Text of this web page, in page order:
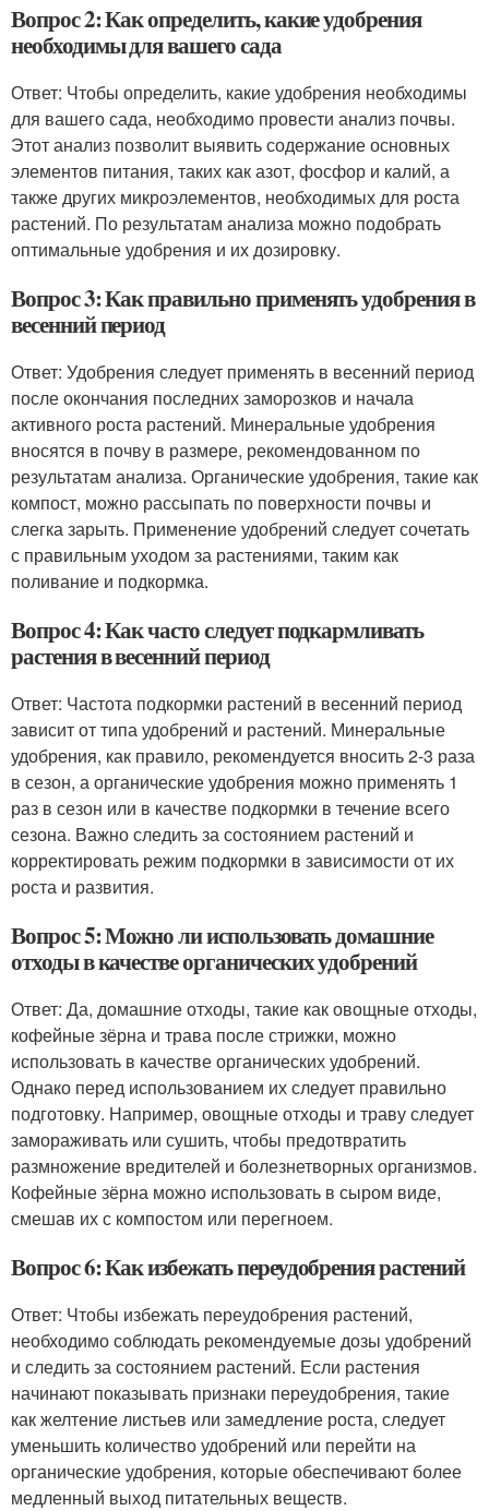
Вопрос 2: Как определить, какие удобрения
необходимы для вашего сада
Ответ: Чтобы определить, какие удобрения необходимы
для вашего сада, необходимо провести анализ почвы.
Этот анализ позволит выявить содержание основных
элементов питания, таких как азот, фосфор и калий, а
также других микроэлементов, необходимых для роста
растений. По результатам анализа можно подобрать
оптимальные удобрения и их дозировку.
Вопрос 3: Как правильно применять удобрения в
весенний период
Ответ: Удобрения следует применять в весенний период
после окончания последних заморозков и начала
активного роста растений. Минеральные удобрения
вносятся в почву в размере, рекомендованном по
результатам анализа. Органические удобрения, такие как
компост, можно рассыпать по поверхности почвы и
слегка зарыть. Применение удобрений следует сочетать
с правильным уходом за растениями, таким как
поливание и подкормка.
Вопрос 4: Как часто следует подкармливать
растения в весенний период
Ответ: Частота подкормки растений в весенний период
зависит от типа удобрений и растений. Минеральные
удобрения, как правило, рекомендуется вносить 2-3 раза
в сезон, а органические удобрения можно применять 1
раз в сезон или в качестве подкормки в течение всего
сезона. Важно следить за состоянием растений и
корректировать режим подкормки в зависимости от их
роста и развития.
Вопрос 5: Можно ли использовать домашние
отходы в качестве органических удобрений
Ответ: Да, домашние отходы, такие как овощные отходы,
кофейные зёрна и трава после стрижки, можно
использовать в качестве органических удобрений.
Однако перед использованием их следует правильно
подготовку. Например, овощные отходы и траву следует
замораживать или сушить, чтобы предотвратить
размножение вредителей и болезнетворных организмов.
Кофейные зёрна можно использовать в сыром виде,
смешав их с компостом или перегноем.
Вопрос 6: Как избежать переудобрения растений
Ответ: Чтобы избежать переудобрения растений,
необходимо соблюдать рекомендуемые дозы удобрений
и следить за состоянием растений. Если растения
начинают показывать признаки переудобрения, такие
как желтение листьев или замедление роста, следует
уменьшить количество удобрений или перейти на
органические удобрения, которые обеспечивают более
медленный выход питательных веществ.